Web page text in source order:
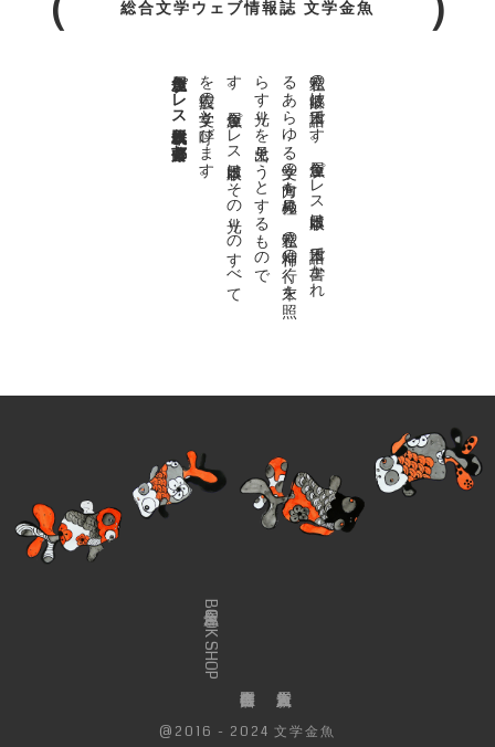
総合文学ウェブ情報誌 文学金魚
私達の
故郷は
日本語で
す
。
金魚屋プ
レ
ス
日本版は
、
日本語で
書か
れ
る
あ
ら
ゆ
る
文学の
方向を
見極め
、
私達の
精神の
行く
末を
照
ら
す
光り
を
見出そ
う
と
す
る
も
の
で
す
。
金魚屋プ
レ
ス
日本版は
そ
の
光り
の
す
べ
て
を
広義の
文学と
呼び
ま
す
。
金魚屋プレス日本版代表 齋藤都
金魚屋BOOK SHOP
@2016 - 2024 文学金魚